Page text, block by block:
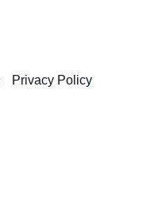
Privacy Policy